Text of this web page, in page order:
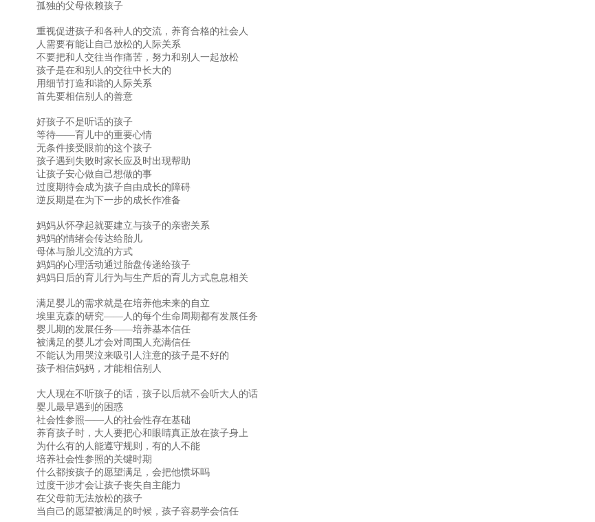
孤独的父母依赖孩子
重视促进孩子和各种人的交流，养育合格的社会人
人需要有能让自己放松的人际关系
不要把和人交往当作痛苦，努力和别人一起放松
孩子是在和别人的交往中长大的
用细节打造和谐的人际关系
首先要相信别人的善意
好孩子不是听话的孩子
等待——育儿中的重要心情
无条件接受眼前的这个孩子
孩子遇到失败时家长应及时出现帮助
让孩子安心做自己想做的事
过度期待会成为孩子自由成长的障碍
逆反期是在为下一步的成长作准备
妈妈从怀孕起就要建立与孩子的亲密关系
妈妈的情绪会传达给胎儿
母体与胎儿交流的方式
妈妈的心理活动通过胎盘传递给孩子
妈妈日后的育儿行为与生产后的育儿方式息息相关
满足婴儿的需求就是在培养他未来的自立
埃里克森的研究——人的每个生命周期都有发展任务
婴儿期的发展任务——培养基本信任
被满足的婴儿才会对周围人充满信任
不能认为用哭泣来吸引人注意的孩子是不好的
孩子相信妈妈，才能相信别人
大人现在不听孩子的话，孩子以后就不会听大人的话
婴儿最早遇到的困惑
社会性参照——人的社会性存在基础
养育孩子时，大人要把心和眼睛真正放在孩子身上
为什么有的人能遵守规则，有的人不能
培养社会性参照的关键时期
什么都按孩子的愿望满足，会把他惯坏吗
过度干涉才会让孩子丧失自主能力
在父母前无法放松的孩子
当自己的愿望被满足的时候，孩子容易学会信任